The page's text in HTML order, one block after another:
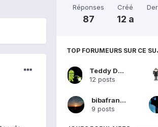
Réponses
87
Créé
12 a
TOP FORUMEURS SUR CE
Teddy Du 84
12 posts
bibafranck
9 posts